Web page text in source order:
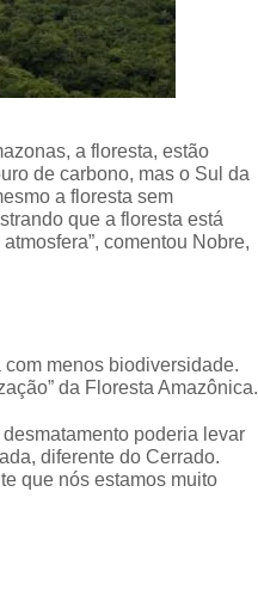
a floresta, estão
de carbono, mas o Sul da
a floresta sem
que a floresta está
comentou Nobre,
menos biodiversidade.
da Floresta Amazônica.
poderia levar
diferente do Cerrado.
que nós estamos muito